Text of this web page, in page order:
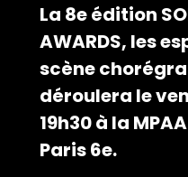
La 8e édition
AWARDS, les
scène
déroulera le
19h30 à la
Paris 6e.